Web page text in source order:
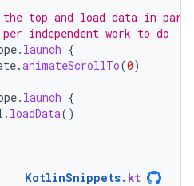
top and load data in
independent work to do
. launch {
.animateScrollTo(0)
. launch {
. loadData()
KotlinSnippets. kt